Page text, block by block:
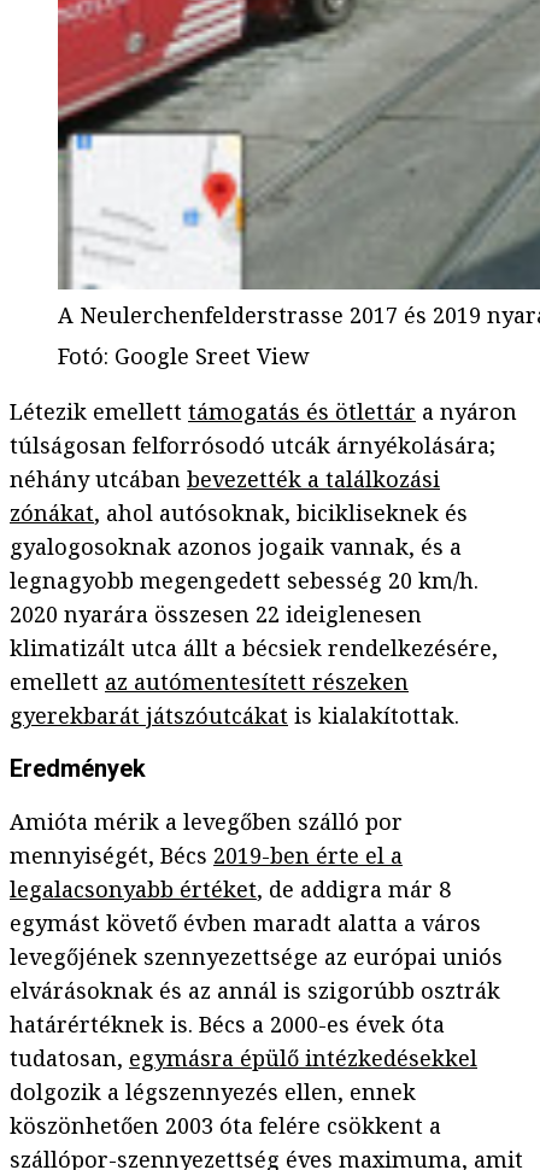
A Neulerchenfelderstrasse 2017 és 2019
Fotó: Google Sreet View
Létezik emellett támogatás és ötlettár a nyáron
túlságosan felforrósodó utcák árnyékolására;
néhány utcában bevezették a találkozási
zónákat, ahol autósoknak, bicikliseknek és
gyalogosoknak azonos jogaik vannak, és a
legnagyobb megengedett sebesség 20 km/h.
2020 nyarára összesen 22 ideiglenesen
klimatizált utca állt a bécsiek rendelkezésére,
emellett az autómentesített részeken
gyerekbarát játszóutcákat is kialakítottak.
Eredmények
Amióta mérik a levegőben szálló por
mennyiségét, Bécs 2019-ben érte el a
legalacsonyabb értéket, de addigra már 8
egymást követő évben maradt alatta a város
levegőjének szennyezettsége az európai uniós
elvárásoknak és az annál is szigorúbb osztrák
határértéknek is. Bécs a 2000-es évek óta
tudatosan, egymásra épülő intézkedésekkel
dolgozik a légszennyezés ellen, ennek
köszönhetően 2003 óta felére csökkent a
szállópor-szennyezettség éves maximuma, amit